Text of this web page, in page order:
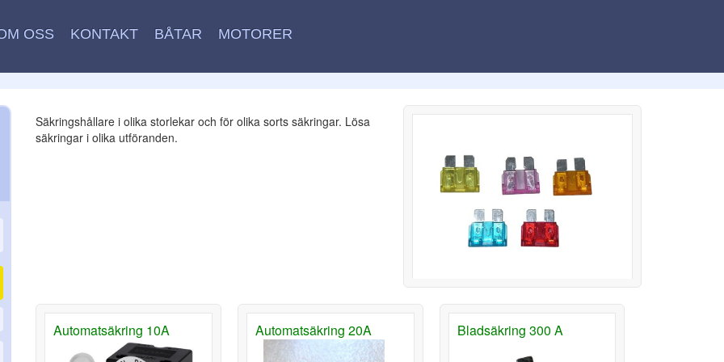
OSS KONTAKT BÅTAR MOTORER
Säkringshållare i olika storlekar och för olika sorts säkringar. Lösa
säkringar i olika utföranden.
Automatsäkring 10A Automatsäkring 20A Bladsäkring 300 A